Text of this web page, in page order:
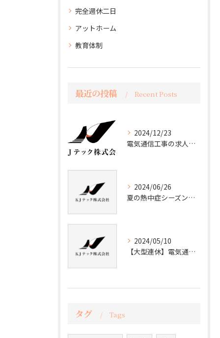
完全週休二日
アットホーム
教育体制
最近の投稿 Recent Posts
2024/12/23
電気通信工事の求人を募集しています！未経験大歓迎！
2024/06/26
夏の熱中症シーズンに向けた正しい体調管理術とは？
2024/05/10
【大型連休】電気通信業界でのメリハリある働き方に向けたリフレッシュ法
タグ Tags